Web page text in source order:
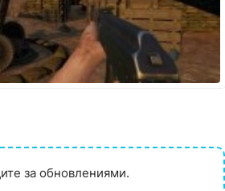
за обновлениями.